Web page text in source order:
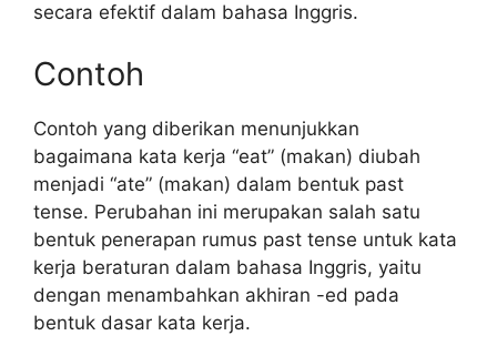
secara efektif dalam bahasa Inggris.
Contoh
Contoh yang diberikan menunjukkan
bagaimana kata kerja “eat” (makan) diubah
menjadi “ate” (makan) dalam bentuk past
tense. Perubahan ini merupakan salah satu
bentuk penerapan rumus past tense untuk kata
kerja beraturan dalam bahasa Inggris, yaitu
dengan menambahkan akhiran -ed pada
bentuk dasar kata kerja.